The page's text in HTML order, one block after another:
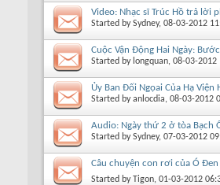
Video: Nhạc sĩ Trúc Hồ trả lời
Started bySydney, 08-03-2012
Cuộc Vận Động Hai Ngày:
Started by longquan, 08-03-2012
Ủy Ban Đối Ngọai Của Hạ Viện
Started byanlocdia, 08-03-2012
Audio: Ngày thứ 2 ở tòa Bạch
Started bySydney, 07-03-2012
Câu chuyện con rơi của Ó Đen
Started byTigon, 01-03-2012